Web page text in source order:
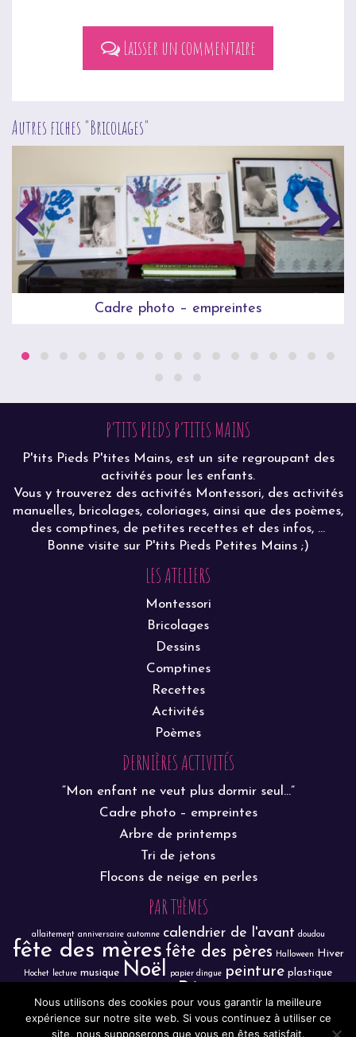
Laisser un commentaire
Autres fiches "Bricolages"
Cadre photo – empreintes
P’TITS PIEDS P’TITES MAINS
P'tits Pieds P'tites Mains, est un site regroupant des
activités pour les enfants.
Vous y trouverez des activités Montessori, des activités
manuelles, bricolages, coloriages, ainsi que des poèmes,
des comptines, de petites recettes et des infos, ...
Bonne visite sur P'tits Pieds Petites Mains ;)
LES ATELIERS
Montessori
Bricolages
Dessins
Comptines
Recettes
Activités
Poèmes
DERNIÈRES ACTIVITÉS
“Mon enfant ne veut plus dormir seul…”
Cadre photo – empreintes
Arbre de printemps
Tri de jetons
Flocons de neige en perles
PAR THÈMES
allaitement anniversaire automne calendrier de l'avant doudou
fête des mères fête des pères Halloween Hiver
Hochet lecture musique Noël papier dingue peinture plastique
Spectacle transvasement Trier/classer
Nous utilisons des cookies pour vous garantir la meilleure
expérience sur notre site web. Si vous continuez à utiliser ce
site, nous supposerons que vous en êtes satisfait.